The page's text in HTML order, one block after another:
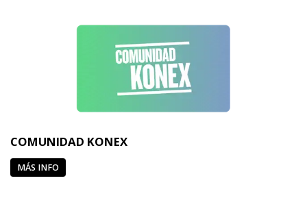
COMUNIDAD KONEX
MÁS INFO